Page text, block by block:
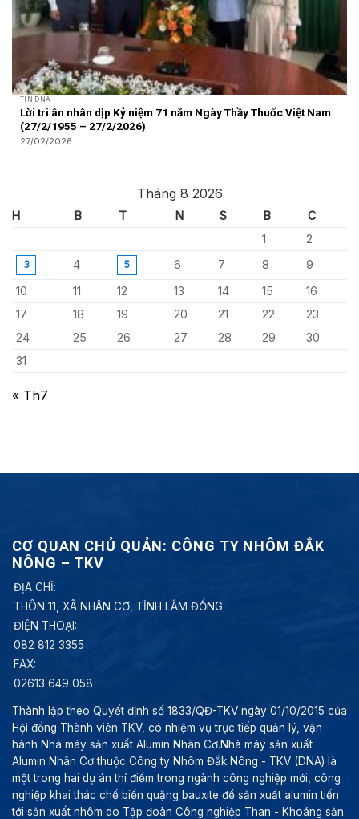
TIN DNA
Lời tri ân nhân dịp Kỷ niệm 71 năm Ngày Thầy Thuốc Việt Nam
(27/2/1955 – 27/2/2026)
27/02/2026
Tháng 8 2026
H B T N S B
C
1
2
3 4 5 6 7 8
9
10
11 12 13 14 15
16
17
18 19 20 21 22
23
24
25 26 27 28 29
30
31
« Th7
CƠ QUAN CHỦ QUẢN: CÔNG TY NHÔM ĐẮK
NÔNG – TKV
ĐỊA CHỈ:
THÔN 11, XÃ NHÂN CƠ, TỈNH LÂM ĐỒNG
ĐIỆN THOẠI:
082 812 3355
FAX:
02613 649 058
Thành lập theo Quyết định số 1833/QĐ-TKV ngày 01/10/2015 của
Hội đồng Thành viên TKV, có nhiệm vụ trực tiếp quản lý, vận
hành Nhà máy sản xuất Alumin Nhân Cơ.Nhà máy sản xuất
Alumin Nhân Cơ thuộc Công ty Nhôm Đắk Nông - TKV (DNA) là
một trong hai dự án thí điểm trong ngành công nghiệp mới, công
nghiệp khai thác chế biến quặng bauxite để sản xuất alumin tiến
tới sản xuất nhôm do Tập đoàn Công nghiệp Than - Khoáng sản